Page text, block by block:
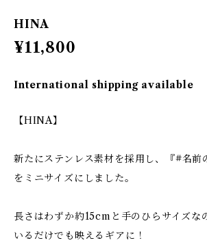
HINA
¥11,800
International shipping available
【HINA】
新たにステンレス素材を採用し、『#名前
をミニサイズにしました。
長さはわずか約15cmと手のひらサイズな
いるだけでも映えるギアに！